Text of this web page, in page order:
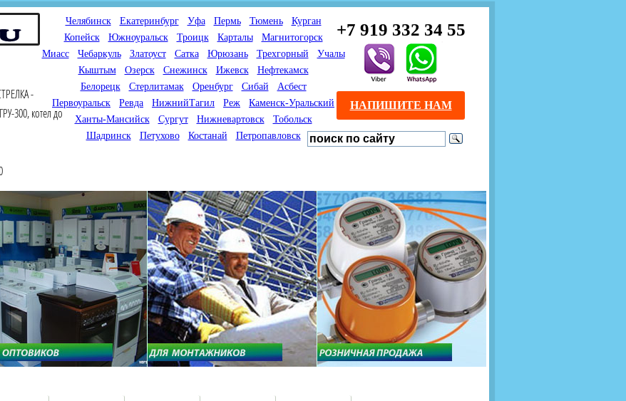
+7 919 332 34 55
Челябинск Екатеринбург Уфа Пермь Тюмень
Курган
Копейск
Южноуральск Троицк Карталы
Магнитогорск
Миасс
Чебаркуль Златоуст Сатка Юрюзань Трехгорный
Учалы
Кыштым
Озерск Снежинск Ижевск
Нефтекамск
Белорецк
Стерлитамак Оренбург Сибай
Асбест
Первоуральск
Ревда НижнийТагил Реж
Каменск-Уральский
Ханты-Мансийск
Сургут Нижневартовск
Тобольск
Шадринск
Петухово Костанай Петропавловск
-
300, котел до
НАПИШИТЕ НАМ
газовые котлы
отопления,
счетчики
с доставкой по городам
и Казахстана
Мы специализируемся на
снабжении магазинов
газового оборудования.
Предлагаем полный
ассортимент товара для
открытия магазина газового
оборудования в Вашем
городе. Мы знаем что будет
продаваться.
Предлагаем взаимовыгодное
сотрудничество
монтажникам газового
оборудования. Если Вы
занимаетесь установкой
газового оборудования, мы
предлагаем Вам оптовые
цены и документарное
сопровождение Ваших
продаж (берем всю
бухгалтерию "на себя")